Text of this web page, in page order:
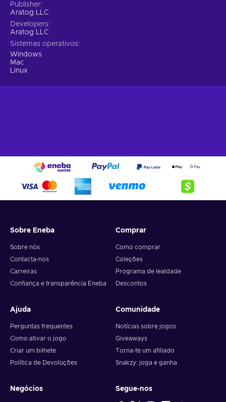
Publisher
Aratog LLC
Developers
Aratog LLC
Sistemas operativos
Windows
Mac
Linux
Sobre Eneba
Sobre nós
Contacta-nos
Carreiras
Confiança e transparência Eneba
Comprar
Como comprar
Coleções
Programa de lealdade
Descontos
Ajuda
Perguntas frequentes
Como ativar o jogo
Criar um bilhete
Política de Devoluções
Comunidade
Notícias sobre jogos
Giveaways
Torna-te um afiliado
Snakzy: joga e ganha
Negócios Segue-nos